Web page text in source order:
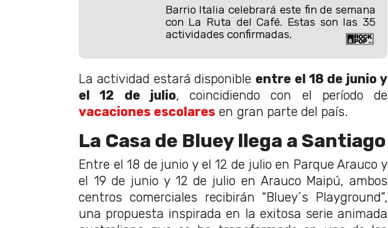
Barrio Italia celebrará este fin de semana
con La Ruta del Café. Estas son las 35
actividades confirmadas.
La actividad estará disponible entre el 18 de junio y
el 12 de julio, coincidiendo con el período de
vacaciones escolares en gran parte del país.
La Casa de Bluey llega a Santiago
Entre el 18 de junio y el 12 de julio en Parque Arauco y
el 19 de junio y 12 de julio en Arauco Maipú, ambos
centros comerciales recibirán “Bluey´s Playground”,
una propuesta inspirada en la exitosa serie animada